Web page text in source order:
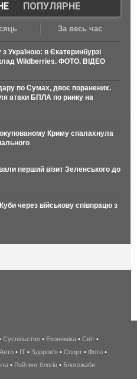
| ПОПУЛЯРНЕ
За весь час
Україною: в Єкатеринбурзі
Wildberries. ФОТО. ВІДЕО
по Сумах, двоє поранених.
атаки БПЛА по ринку на
Криму спалахнула
перший візит Зеленського до
через військову співпрацю з
беспроводной
интернет
киев
Суспільство • Економіка • Світ •
Авто • IT • Здоров'я • Спорт • Фото •
• Рейтинг блогів • Блогожаби